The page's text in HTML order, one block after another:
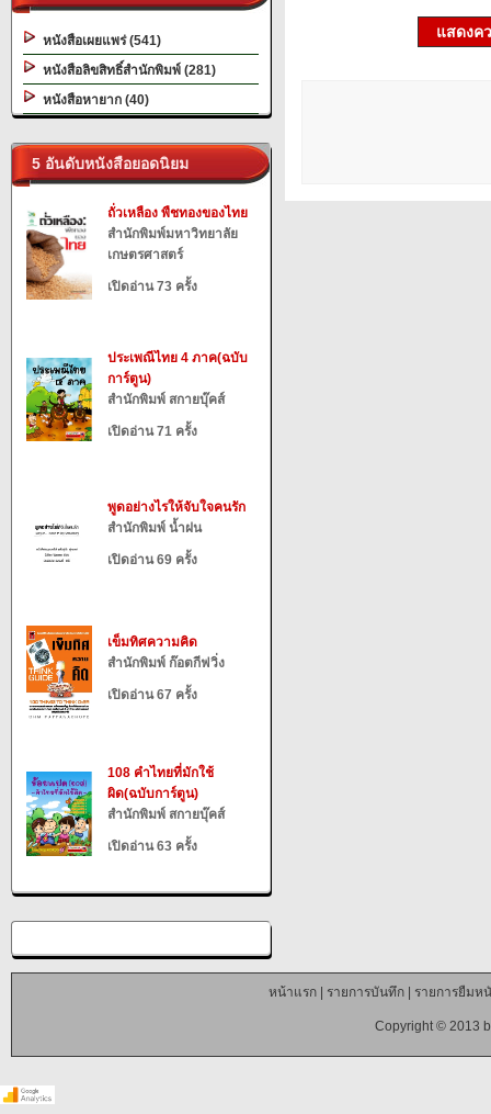
หนังสือเผยแพร่ (541)
หนังสือลิขสิทธิ์สำนักพิมพ์ (281)
หนังสือหายาก (40)
5 อันดับหนังสือยอดนิยม
ถั่วเหลือง พืชทองของไทย
สำนักพิมพ์มหาวิทยาลัย
เกษตรศาสตร์
เปิดอ่าน 73 ครั้ง
ประเพณีไทย 4 ภาค(ฉบับ
การ์ตูน)
สำนักพิมพ์ สกายบุ๊คส์
เปิดอ่าน 71 ครั้ง
พูดอย่างไรให้จับใจคนรัก
สำนักพิมพ์ น้ำฝน
เปิดอ่าน 69 ครั้ง
เข็มทิศความคิด
สำนักพิมพ์ ก๊อตกีฟวิ่ง
เปิดอ่าน 67 ครั้ง
108 คำไทยที่มักใช้
ผิด(ฉบับการ์ตูน)
สำนักพิมพ์ สกายบุ๊คส์
เปิดอ่าน 63 ครั้ง
แสดงค
หน้าแรก| รายการบันทึก| รายการยืมห
Copyright © 2013